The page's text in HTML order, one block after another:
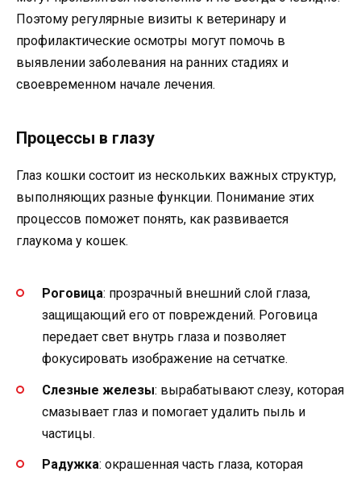
Поэтому регулярные визиты к ветеринару и
профилактические осмотры могут помочь в
выявлении заболевания на ранних стадиях и
своевременном начале лечения.
Процессы в глазу
Глаз кошки состоит из нескольких важных структур,
выполняющих разные функции. Понимание этих
процессов поможет понять, как развивается
глаукома у кошек.
Роговица: прозрачный внешний слой глаза,
защищающий его от повреждений. Роговица
передает свет внутрь глаза и позволяет
фокусировать изображение на сетчатке.
Слезные железы: вырабатывают слезу, которая
смазывает глаз и помогает удалить пыль и
частицы.
Радужка: окрашенная часть глаза, которая